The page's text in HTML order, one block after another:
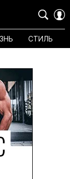
СТИЛЬ